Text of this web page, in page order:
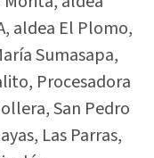
aldea El Plomo,
Sumasapa,
Procesadora
San Pedro
Las Parras,